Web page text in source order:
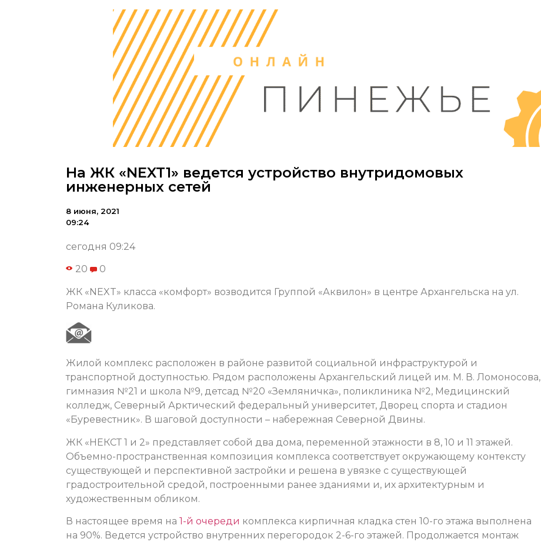
На ЖК «NEXT1» ведется устройство внутридомовых
инженерных сетей
8 июня, 2021
09:24
сегодня 09:24
20 0
ЖК «NEXT» класса «комфорт» возводится Группой «Аквилон» в центре Архангельска на ул.
Романа Куликова.
Жилой комплекс расположен в районе развитой социальной инфраструктурой и
транспортной доступностью. Рядом расположены Архангельский лицей им. М. В. Ломоносова,
гимназия №21 и школа №9, детсад №20 «Земляничка», поликлиника №2, Медицинский
колледж, Северный Арктический федеральный университет, Дворец спорта и стадион
«Буревестник». В шаговой доступности – набережная Северной Двины.
ЖК «НЕКСТ 1 и 2» представляет собой два дома, переменной этажности в 8, 10 и 11 этажей.
Объемно-пространственная композиция комплекса соответствует окружающему контексту
существующей и перспективной застройки и решена в увязке с существующей
градостроительной средой, построенными ранее зданиями и, их архитектурным и
художественным обликом.
В настоящее время на 1-й очереди комплекса кирпичная кладка стен 10-го этажа выполнена
на 90%. Ведется устройство внутренних перегородок 2-6-го этажей. Продолжается монтаж